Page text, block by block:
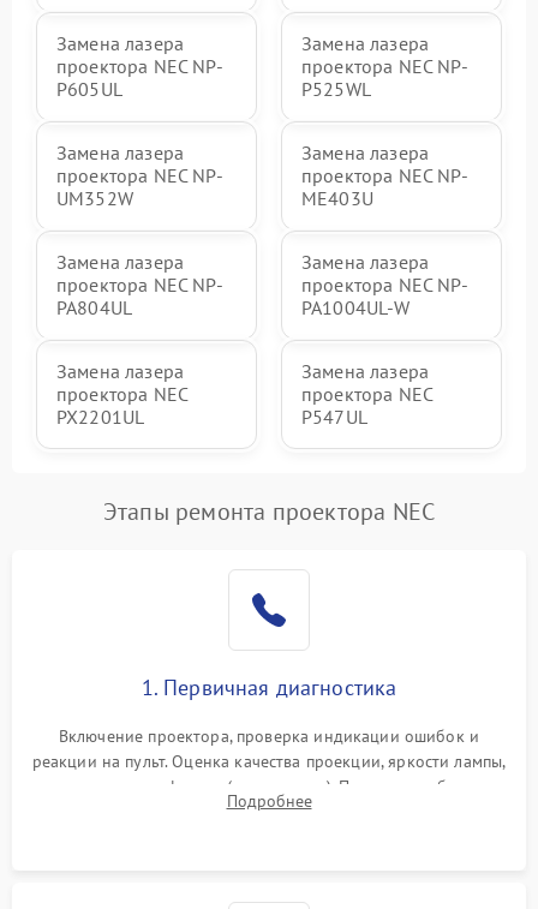
Замена лазера
проектора NEC NP-
P605UL
Замена лазера
проектора NEC NP-
P525WL
Замена лазера
проектора NEC NP-
UM352W
Замена лазера
проектора NEC NP-
ME403U
Замена лазера
проектора NEC NP-
PA804UL
Замена лазера
проектора NEC NP-
PA1004UL-W
Замена лазера
проектора NEC
PX2201UL
Замена лазера
проектора NEC
P547UL
Этапы ремонта проектора NEC
1. Первичная диагностика
Включение проектора, проверка индикации ошибок и
реакции на пульт. Оценка качества проекции, яркости лампы,
наличия артефактов (точки, пятна). Проверка работы
системы охлаждения по уровню шума вентиляторов.
Подробнее